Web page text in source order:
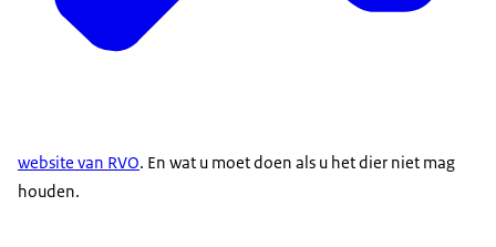
website van RVO. En wat u moet doen als u het dier niet mag
houden.